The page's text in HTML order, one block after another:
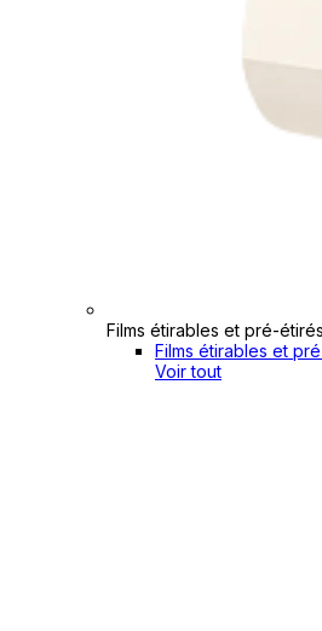
Films étirables et pré-
Films étirables et
Voir tout